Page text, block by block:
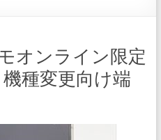
オンライン限定
種変更向け端